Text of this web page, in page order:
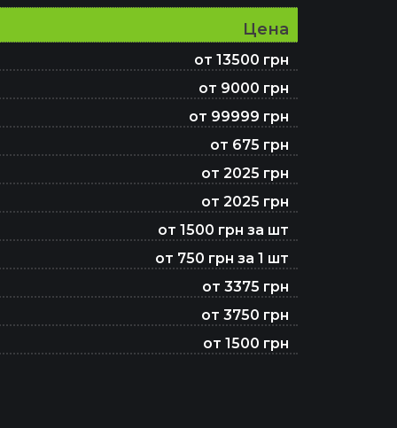
Цена
от 13500 грн
от 9000 грн
от 99999 грн
от 675 грн
от 2025 грн
от 2025 грн
от 1500 грн за шт
от 750 грн за 1 шт
от 3375 грн
от 3750 грн
от 1500 грн